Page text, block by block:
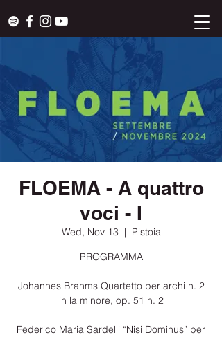
FLOEMA - A quattro
voci - I
Wed, Nov 13
  |
Pistoia
PROGRAMMA
Johannes Brahms Quartetto per archi n. 2
in la minore, op. 51 n. 2
Federico Maria Sardelli “Nisi Dominus” per